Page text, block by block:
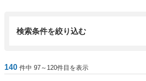
検索条件を絞り込む
140件中 97～120件目を表示